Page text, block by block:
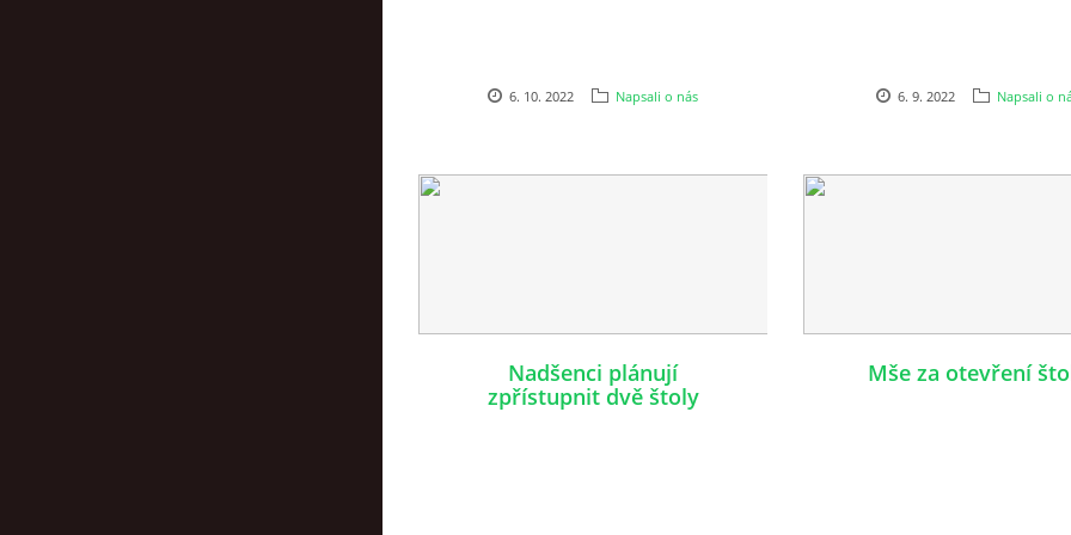
6. 10. 2022 Napsali o nás 6. 9. 2022 Napsali o
Nadšenci plánují
zpřístupnit dvě štoly
Mše za otevření